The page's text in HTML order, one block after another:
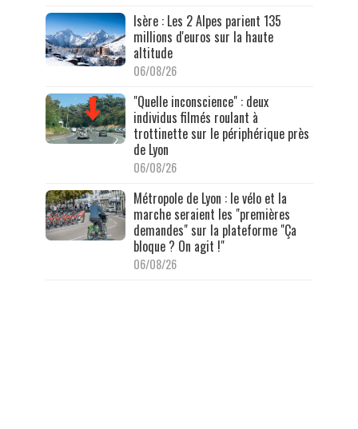
Isère : Les 2 Alpes parient 135
millions d'euros sur la haute
altitude
06/08/26
"Quelle inconscience" : deux
individus filmés roulant à
trottinette sur le périphérique près
de Lyon
06/08/26
Métropole de Lyon : le vélo et la
marche seraient les "premières
demandes" sur la plateforme "Ça
bloque ? On agit !"
06/08/26